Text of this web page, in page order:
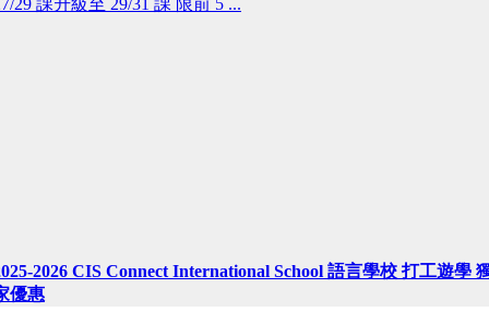
29 課升級至 29/31 課 限前 5 ...
2026 CIS Connect International School 語言學校 打工遊學
優惠